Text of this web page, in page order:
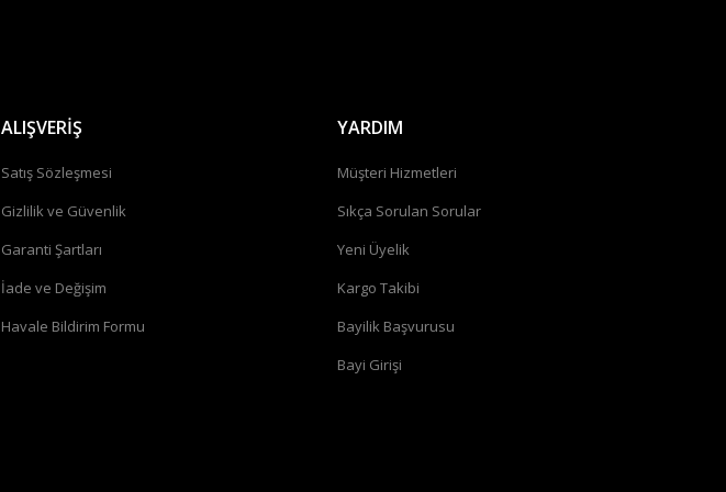
ALIŞVERİŞ
Satış Sözleşmesi
Gizlilik ve Güvenlik
Garanti Şartları
İade ve Değişim
Havale Bildirim Formu
YARDIM
Müşteri Hizmetleri
Sıkça Sorulan Sorular
Yeni Üyelik
Kargo Takibi
Bayilik Başvurusu
Bayi Girişi